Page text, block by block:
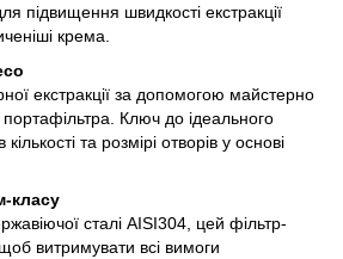
підвищення швидкості екстракції
крема.
екстракції за допомогою майстерно
портафільтра. Ключ до ідеального
та розмірі отворів у основі
класу
сталі AISI304, цей фільтр-
витримувати всі вимоги